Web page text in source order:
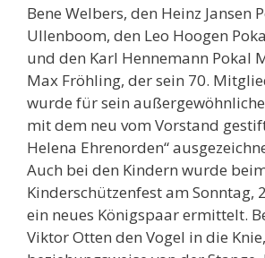
Bene Welbers, den Heinz Jansen
Ullenboom, den Leo Hoogen
und den Karl Hennemann Pokal
Max Fröhling, der sein 70.
wurde für sein
mit dem neu vom Vorstand
Helena Ehrenorden“
Auch bei den Kindern wurde
Kinderschützenfest am Sonntag,
ein neues Königspaar ermittelt.
Viktor Otten den Vogel in die Knie,